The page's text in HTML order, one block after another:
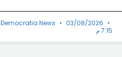
Democratia News
03/08/2026
7:15 م